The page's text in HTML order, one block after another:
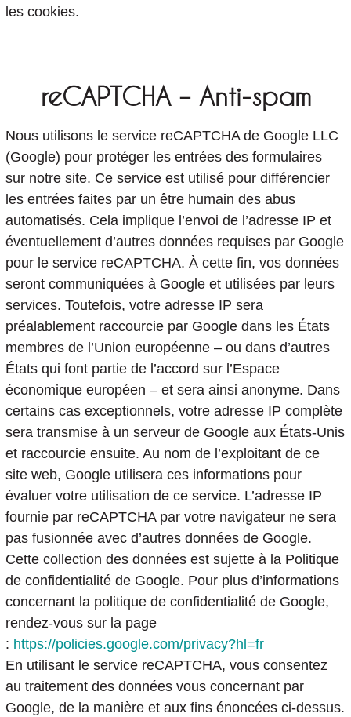
les cookies.
reCAPTCHA – Anti-spam
Nous utilisons le service reCAPTCHA de Google LLC
(Google) pour protéger les entrées des formulaires
sur notre site. Ce service est utilisé pour différencier
les entrées faites par un être humain des abus
automatisés. Cela implique l’envoi de l’adresse IP et
éventuellement d’autres données requises par Google
pour le service reCAPTCHA. À cette fin, vos données
seront communiquées à Google et utilisées par leurs
services. Toutefois, votre adresse IP sera
préalablement raccourcie par Google dans les États
membres de l’Union européenne – ou dans d’autres
États qui font partie de l’accord sur l’Espace
économique européen – et sera ainsi anonyme. Dans
certains cas exceptionnels, votre adresse IP complète
sera transmise à un serveur de Google aux États-Unis
et raccourcie ensuite. Au nom de l’exploitant de ce
site web, Google utilisera ces informations pour
évaluer votre utilisation de ce service. L’adresse IP
fournie par reCAPTCHA par votre navigateur ne sera
pas fusionnée avec d’autres données de Google.
Cette collection des données est sujette à la Politique
de confidentialité de Google. Pour plus d’informations
concernant la politique de confidentialité de Google,
rendez-vous sur la page
: https://policies.google.com/privacy?hl=fr
En utilisant le service reCAPTCHA, vous consentez
au traitement des données vous concernant par
Google, de la manière et aux fins énoncées ci-dessus.